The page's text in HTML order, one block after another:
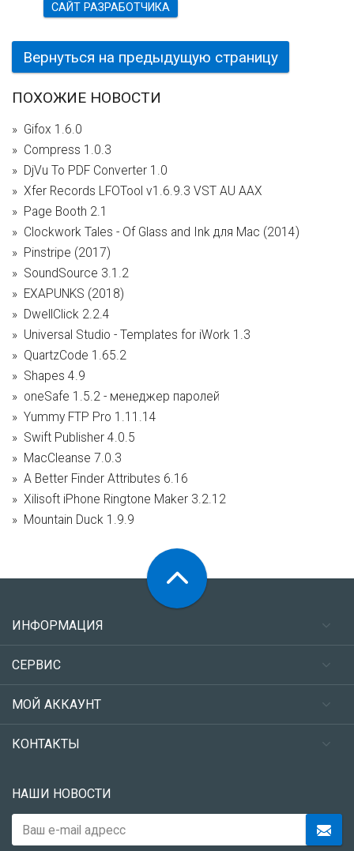
САЙТ РАЗРАБОТЧИКА
Вернуться на предыдущую страницу
ПОХОЖИЕ НОВОСТИ
Gifox 1.6.0
Compress 1.0.3
DjVu To PDF Converter 1.0
Xfer Records LFOTool v1.6.9.3 VST AU AAX
Page Booth 2.1
Clockwork Tales - Of Glass and Ink для Mac (2014)
Pinstripe (2017)
SoundSource 3.1.2
EXAPUNKS (2018)
DwellClick 2.2.4
Universal Studio - Templates for iWork 1.3
QuartzCode 1.65.2
Shapes 4.9
oneSafe 1.5.2 - менеджер паролей
Yummy FTP Pro 1.11.14
Swift Publisher 4.0.5
MacCleanse 7.0.3
A Better Finder Attributes 6.16
Xilisoft iPhone Ringtone Maker 3.2.12
Mountain Duck 1.9.9
ИНФОРМАЦИЯ
СЕРВИС
МОЙ АККАУНТ
КОНТАКТЫ
НАШИ НОВОСТИ